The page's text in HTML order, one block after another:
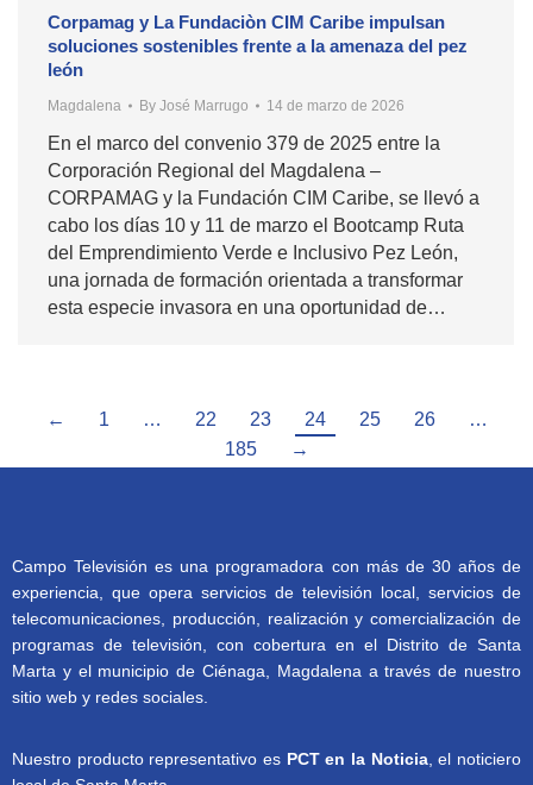
Corpamag y La Fundaciòn CIM Caribe impulsan
soluciones sostenibles frente a la amenaza del pez
león
Magdalena By José Marrugo 14 de marzo de 2026
En el marco del convenio 379 de 2025 entre la
Corporación Regional del Magdalena –
CORPAMAG y la Fundación CIM Caribe, se llevó a
cabo los días 10 y 11 de marzo el Bootcamp Ruta
del Emprendimiento Verde e Inclusivo Pez León,
una jornada de formación orientada a transformar
esta especie invasora en una oportunidad de…
← 1 … 22 23 24 25 26
…
185
→
Campo Televisión es una programadora con más de 30 años de
experiencia, que opera servicios de televisión local, servicios de
telecomunicaciones, producción, realización y comercialización de
programas de televisión, con cobertura en el Distrito de Santa
Marta y el municipio de Ciénaga, Magdalena a través de nuestro
sitio web y redes sociales.
Nuestro producto representativo es PCT en la Noticia, el noticiero